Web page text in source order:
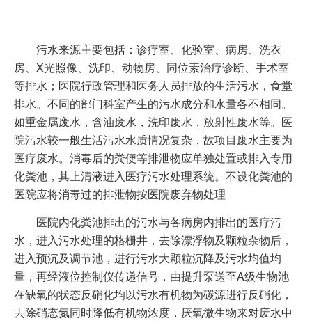
污水来源主要包括：诊疗室、化验室、病房、洗衣
房、X光照像、洗印、动物房、同位素治疗诊断、手术室
等排水；医院行政管理和医务人员排放的生活污水，食堂
排水。不同的部门科室产生的污水成分和水量各不相同。
如重金属废水，含油废水，洗印废水，放射性废水等。医
院污水较一般生活污水水质情况复杂，故项目废水主要为
医疗废水。消毒后的粪便等排泄物应单独处置或排入专用
化粪池，其上清液进入医疗污水处理系统。不设化粪池的
医院应将消毒过的排泄物按医院废弃物处理
医院内化粪池排出的污水与各病房内排出的医疗污
水，进入污水处理的格栅井，去除漂浮物及颗粒杂物后，
进入预沉及调节池，进行污水大颗粒沉降及污水均值均
量，再经液位控制仪传递信号，由提升泵送至A级生物池
在缺氧的状态反硝化均以污水有机物为碳源进行反硝化，
去除硝态氮同时降低有机物浓度，厌氧微生物来对废水中